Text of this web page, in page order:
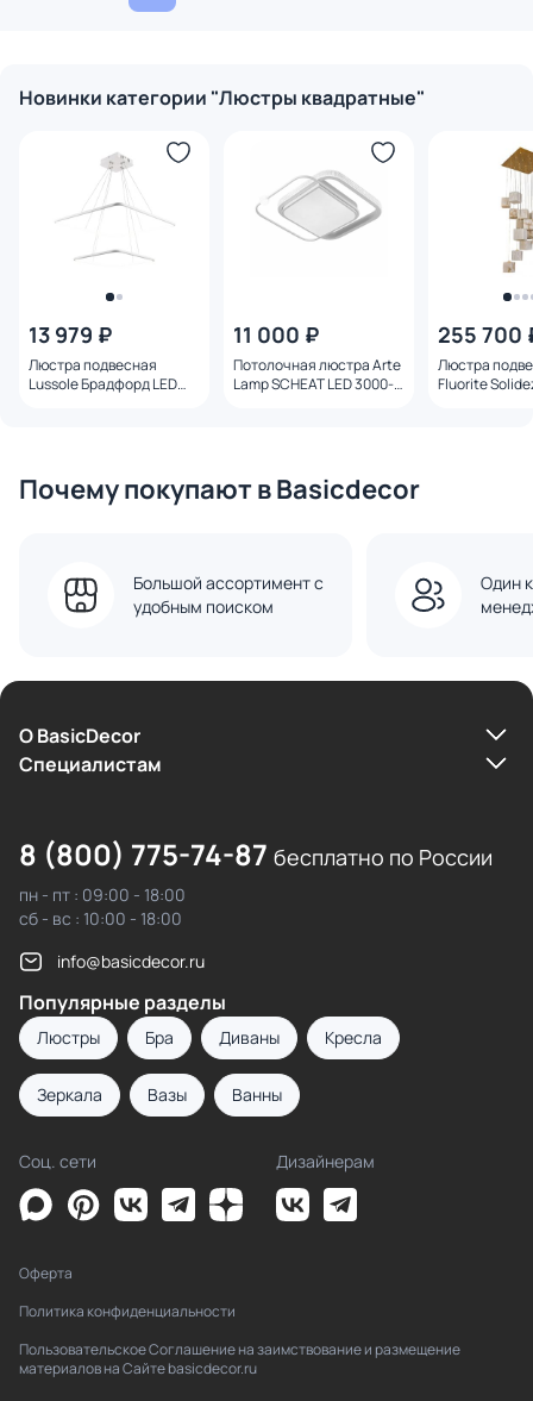
Новинки категории "Люстры квадратные"
13 979 ₽
Люстра подвесная
Lussole Брадфорд LED
11 000 ₽
Потолочная люстра Arte
Lamp SCHEAT LED 3000-
255 700
Люстра
Fluorite
Почему покупают в Basicdecor
Большой ассортимент с
удобным поиском
Один
О BasicDecor
Cпециалистам
8 (800) 775-74-87 бесплатно по России
пн - пт : 09:00 - 18:00
сб - вс : 10:00 - 18:00
info@basicdecor.ru
Популярные разделы
Люстры Бра Диваны Кресла
Зеркала Вазы Ванны
Соц. сети Дизайнерам
Оферта
Политика конфиденциальности
Пользовательское Соглашение на заимствование и размещение
материалов на Сайте basicdecor.ru